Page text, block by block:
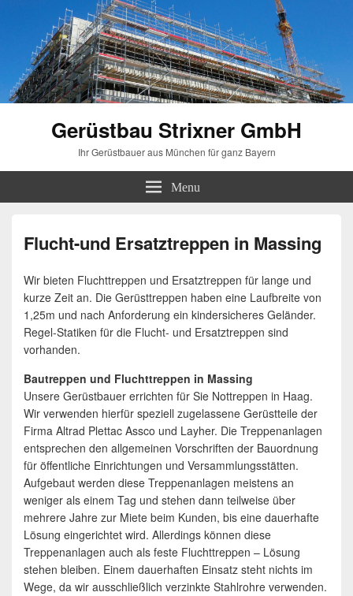
Gerüstbau Strixner GmbH
Ihr Gerüstbauer aus München für ganz Bayern
Menu
Flucht-und Ersatztreppen in Massing
Wir bieten Fluchttreppen und Ersatztreppen für lange und
kurze Zeit an. Die Gerüsttreppen haben eine Laufbreite von
1,25m und nach Anforderung ein kindersicheres Geländer.
Regel-Statiken für die Flucht- und Ersatztreppen sind
vorhanden.
Bautreppen und Fluchttreppen in Massing
Unsere Gerüstbauer errichten für Sie Nottreppen in Haag.
Wir verwenden hierfür speziell zugelassene Gerüstteile der
Firma Altrad Plettac Assco und Layher. Die Treppenanlagen
entsprechen den allgemeinen Vorschriften der Bauordnung
für öffentliche Einrichtungen und Versammlungsstätten.
Aufgebaut werden diese Treppenanlagen meistens an
weniger als einem Tag und stehen dann teilweise über
mehrere Jahre zur Miete beim Kunden, bis eine dauerhafte
Lösung eingerichtet wird. Allerdings können diese
Treppenanlagen auch als feste Fluchttreppen – Lösung
stehen bleiben. Einem dauerhaften Einsatz steht nichts im
Wege, da wir ausschließlich verzinkte Stahlrohre verwenden.